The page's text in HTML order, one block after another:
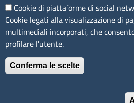
Cookie di piattaforme di social
Cookie legati alla visualizzazione di
multimediali incorporati, che
profilare l'utente.
Conferma le scelte